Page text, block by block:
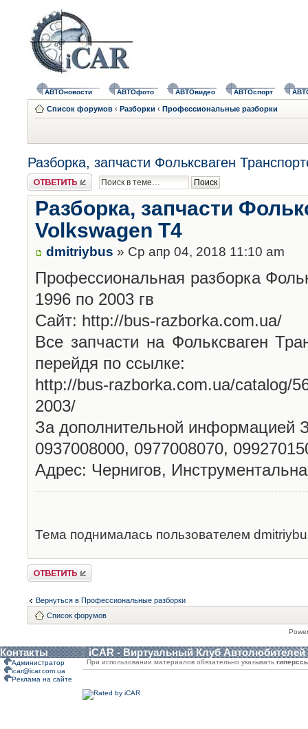
АВТОновости АВТОфото АВТОвидео АВТОспорт
Список форумов ‹ Разборки ‹ Профессиональные разборки
Разборка, запчасти Фольксваген
Ответить
Разборка, запчасти
Volkswagen T4
dmitriybus » Ср апр 04, 2018 11:10 am
Профессиональная разборка
1996 по 2003 гв
Сайт: http://bus-razborka.com.ua/
Все запчасти на Фольксваген
перейдя по ссылке:
http://bus-razborka.com.ua/catalog/
2003/
За дополнительной
0937008000, 0977008070,
Адрес: Чернигов,
Тема поднималась пользователем
Ответить
Вернуться в Профессиональные разборки
Список форумов
Контакты iCAR - Виртуальный Клуб Автолюбителей
Администратор
icar@icar.com.ua
Реклама на сайте
При использовании материалов обязательно указывать